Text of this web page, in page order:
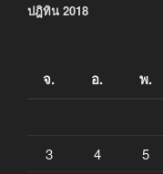
ปฎิทิน 2018
จ. อ. พ.
3
4 5